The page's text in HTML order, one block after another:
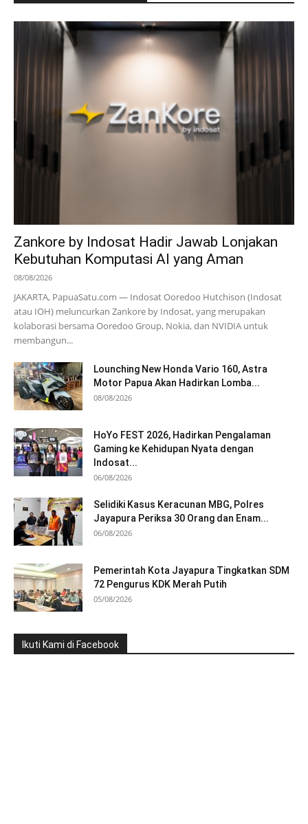
Zankore by Indosat Hadir Jawab Lonjakan
Kebutuhan Komputasi AI yang Aman
08/08/2026
JAKARTA, PapuaSatu.com — Indosat Ooredoo Hutchison (Indosat
atau IOH) meluncurkan Zankore by Indosat, yang merupakan
kolaborasi bersama Ooredoo Group, Nokia, dan NVIDIA untuk
membangun...
Lounching New Honda Vario 160, Astra
Motor Papua Akan Hadirkan Lomba...
08/08/2026
HoYo FEST 2026, Hadirkan Pengalaman
Gaming ke Kehidupan Nyata dengan
Indosat...
06/08/2026
Selidiki Kasus Keracunan MBG, Polres
Jayapura Periksa 30 Orang dan Enam...
06/08/2026
Pemerintah Kota Jayapura Tingkatkan SDM
72 Pengurus KDK Merah Putih
05/08/2026
Ikuti Kami di Facebook